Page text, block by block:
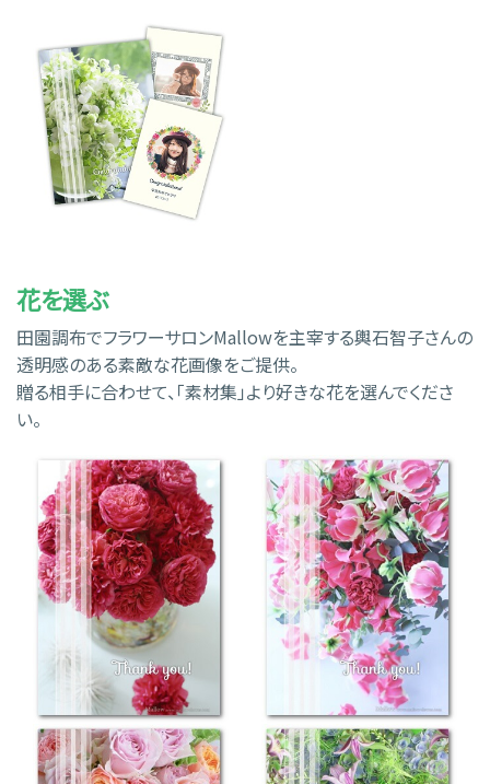
花を選ぶ
田園調布でフラワーサロンMallowを主宰する輿石智子さんの
透明感のある素敵な花画像をご提供。
贈る相手に合わせて、「素材集」より好きな花を選んでくださ
い。